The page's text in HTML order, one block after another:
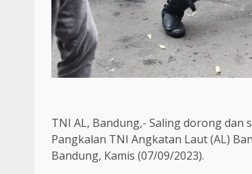
TNI AL, Bandung,- Saling dorong dan
Pangkalan TNI Angkatan Laut (AL)
Bandung, Kamis (07/09/2023).